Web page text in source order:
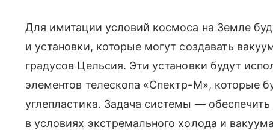
Для имитации условий космоса на Земле
и установки, которые могут создавать
градусов Цельсия. Эти установки будут
элементов телескопа «Спектр-М», которые
углепластика. Задача системы —
в условиях экстремального холода и